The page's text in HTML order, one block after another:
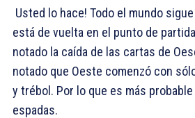
Usted lo hace! Todo el mundo sigue
está de vuelta en el punto de partida
notado la caída de las cartas de
notado que Oeste comenzó con
y trébol. Por lo que es más
espadas.